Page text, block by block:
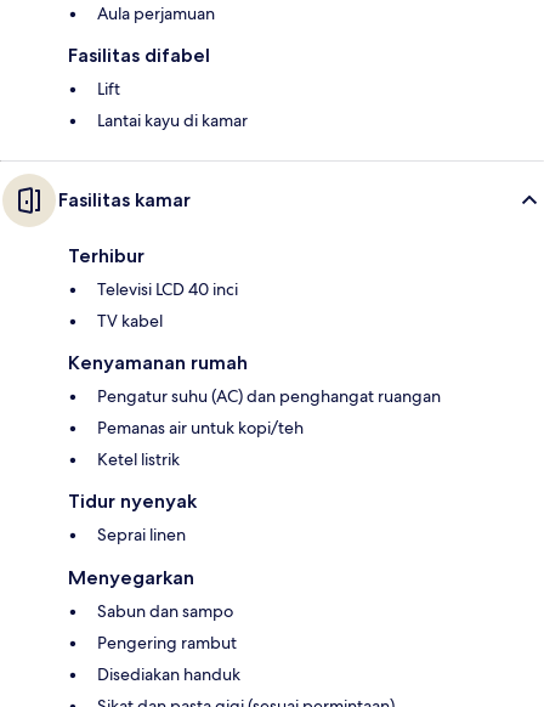
Aula perjamuan
Fasilitas difabel
Lift
Lantai kayu di kamar
Fasilitas kamar
Terhibur
Televisi LCD 40 inci
TV kabel
Kenyamanan rumah
Pengatur suhu (AC) dan penghangat ruangan
Pemanas air untuk kopi/teh
Ketel listrik
Tidur nyenyak
Seprai linen
Menyegarkan
Sabun dan sampo
Pengering rambut
Disediakan handuk